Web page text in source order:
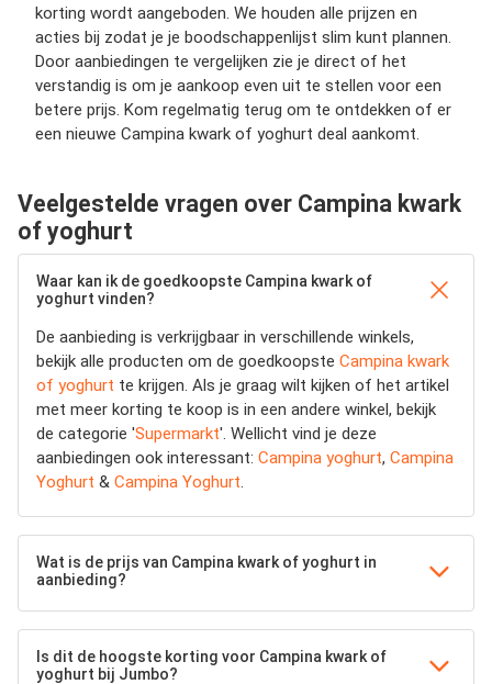
korting wordt aangeboden. We houden alle prijzen en
acties bij zodat je je boodschappenlijst slim kunt plannen.
Door aanbiedingen te vergelijken zie je direct of het
verstandig is om je aankoop even uit te stellen voor een
betere prijs. Kom regelmatig terug om te ontdekken of er
een nieuwe Campina kwark of yoghurt deal aankomt.
Veelgestelde vragen over Campina kwark
of yoghurt
Waar kan ik de goedkoopste Campina kwark of
yoghurt vinden?
De aanbieding is verkrijgbaar in verschillende winkels,
bekijk alle producten om de goedkoopste Campina kwark
of yoghurt te krijgen. Als je graag wilt kijken of het artikel
met meer korting te koop is in een andere winkel, bekijk
de categorie 'Supermarkt'. Wellicht vind je deze
aanbiedingen ook interessant: Campina yoghurt, Campina
Yoghurt & Campina Yoghurt
Wat is de prijs van Campina kwark of yoghurt in
aanbieding?
Is dit de hoogste korting voor Campina kwark of
yoghurt bij Jumbo?